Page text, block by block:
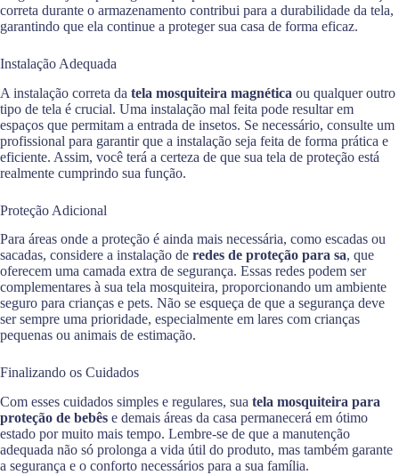
correta durante o armazenamento contribui para a durabilidade da tela,
garantindo que ela continue a proteger sua casa de forma eficaz.
Instalação Adequada
A instalação correta da tela mosquiteira magnética ou qualquer outro
tipo de tela é crucial. Uma instalação mal feita pode resultar em
espaços que permitam a entrada de insetos. Se necessário, consulte um
profissional para garantir que a instalação seja feita de forma prática e
eficiente. Assim, você terá a certeza de que sua tela de proteção está
realmente cumprindo sua função.
Proteção Adicional
Para áreas onde a proteção é ainda mais necessária, como escadas ou
sacadas, considere a instalação de redes de proteção para sa, que
oferecem uma camada extra de segurança. Essas redes podem ser
complementares à sua tela mosquiteira, proporcionando um ambiente
seguro para crianças e pets. Não se esqueça de que a segurança deve
ser sempre uma prioridade, especialmente em lares com crianças
pequenas ou animais de estimação.
Finalizando os Cuidados
Com esses cuidados simples e regulares, sua tela mosquiteira para
proteção de bebês e demais áreas da casa permanecerá em ótimo
estado por muito mais tempo. Lembre-se de que a manutenção
adequada não só prolonga a vida útil do produto, mas também garante
a segurança e o conforto necessários para a sua família.